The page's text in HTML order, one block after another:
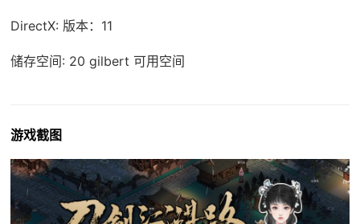
DirectX: 版本：11
储存空间: 20 gilbert 可用空间
游戏截图